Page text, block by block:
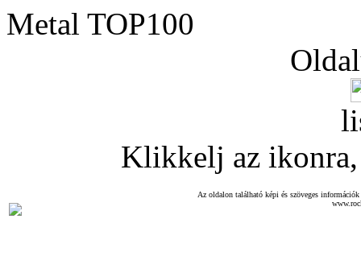
Metal TOP100
Klikkelj az ikonra,
Az oldalon található képi és szöveges információk